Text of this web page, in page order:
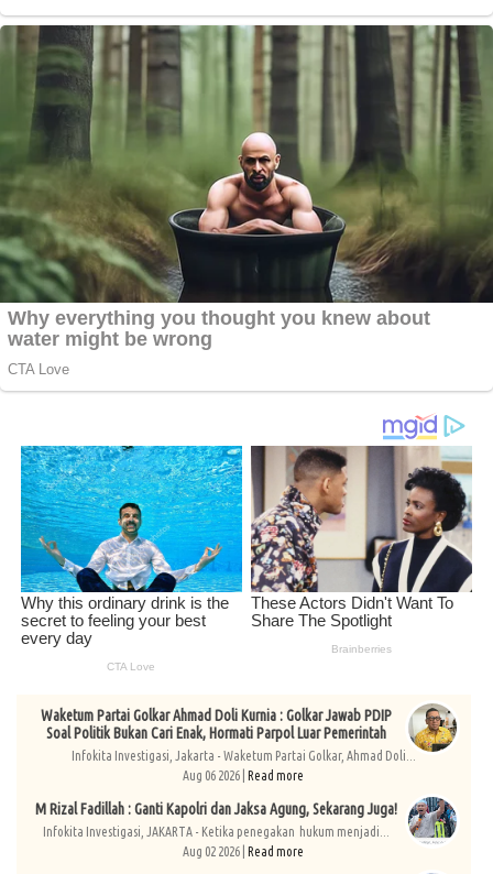
Waketum Partai Golkar Ahmad Doli Kurnia : Golkar Jawab PDIP
Soal Politik Bukan Cari Enak, Hormati Parpol Luar Pemerintah
Infokita Investigasi, Jakarta - Waketum Partai Golkar, Ahmad Doli...
Aug 06 2026 | Read more
M Rizal Fadillah : Ganti Kapolri dan Jaksa Agung, Sekarang Juga!
Infokita Investigasi, JAKARTA - Ketika penegakan hukum menjadi...
Aug 02 2026 | Read more